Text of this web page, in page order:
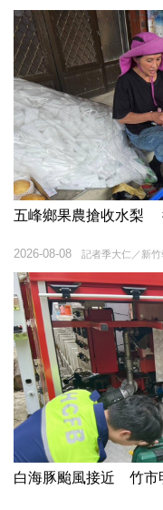
五峰鄉果農搶收水梨
記者季大仁／新竹
2026-08-08
白海豚颱風接近 竹市